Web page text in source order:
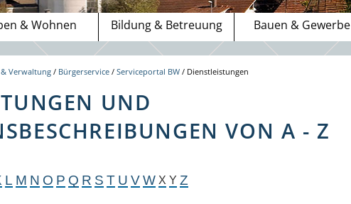
& Wohnen Bildung & Betreuung Bauen & Gewerbe
& Verwaltung / Bürgerservice /Serviceportal BW / Dienstleistungen
UND
VON A - Z
L M N O P Q R S T U V W X Y Z